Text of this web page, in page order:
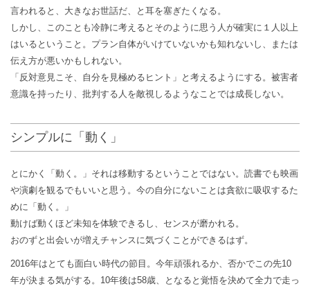
言われると、大きなお世話だ、と耳を塞ぎたくなる。
しかし、このことも冷静に考えるとそのように思う人が確実に１人以上
はいるということ。プラン自体がいけていないかも知れないし、または
伝え方が悪いかもしれない。
「反対意見こそ、自分を見極めるヒント」と考えるようにする。被害者
意識を持ったり、批判する人を敵視しるようなことでは成長しない。
シンプルに「動く」
とにかく「動く。」それは移動するということではない。読書でも映画
や演劇を観るでもいいと思う。今の自分にないことは貪欲に吸収するた
めに「動く。」
動けば動くほど未知を体験できるし、センスが磨かれる。
おのずと出会いが増えチャンスに気づくことができるはず。
2016年はとても面白い時代の節目。今年頑張れるか、否かでこの先10
年が決まる気がする。10年後は58歳、となると覚悟を決めて全力で走っ